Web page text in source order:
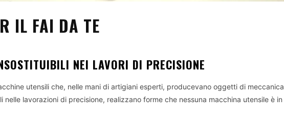
IL FAI DA TE
NEI LAVORI DI PRECISIONE
utensili che, nelle mani di artigiani esperti, producevano oggetti di meccanica
lavorazioni di precisione, realizzano forme che nessuna macchina utensile è in